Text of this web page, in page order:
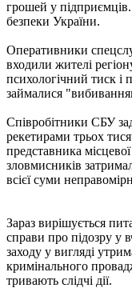
грошей у
безпеки України.
Оперативники
входили жителі
психологічний тиск
займалися
Співробітники СБУ
рекетирами трьох
представника
зловмисників
всієї суми
Зараз вирішується
справи про підозру у
заходу у вигляді
кримінального
тривають слідчі дії.